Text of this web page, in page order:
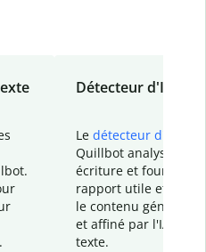
Détecteur d'IA
Le détecteur d'IA
Quillbot analyse votre
écriture et fournit un
rapport utile et
le contenu généré
et affiné par l'IA
texte.